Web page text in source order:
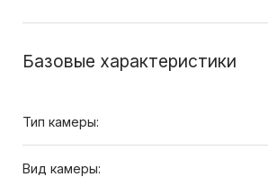
Базовые характеристики
Тип камеры:
Вид камеры: